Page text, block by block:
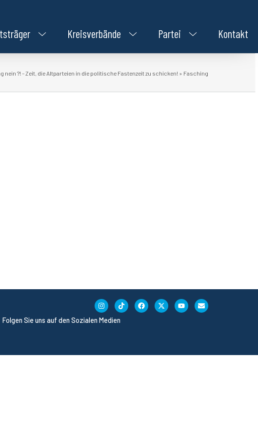
Kreisverbände Partei Kontakt
nein ?! – Zeit, die Altparteien in die politische Fastenzeit zu schicken! » Fasching
Folgen Sie uns auf den Sozialen Medien